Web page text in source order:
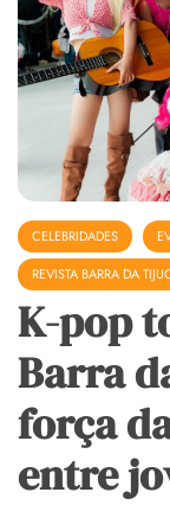
CELEBRIDADES
REVISTA BARRA DA
K-pop
Barra
força
entre